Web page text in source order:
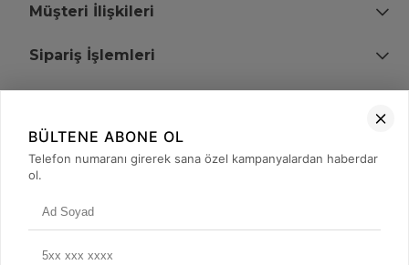
Müşteri İlişkileri
Sipariş İşlemleri
+90 (850) 473 08 08
BÜLTENE ABONE OL
Telefon numaranı girerek sana özel kampanyalardan haberdar
ol.